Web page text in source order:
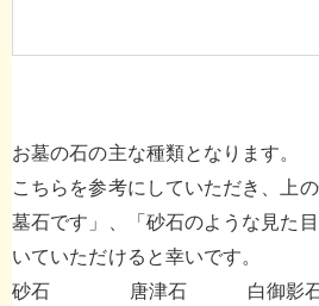
お墓の石の主な種類となります。
こちらを参考にしていただき、上
墓石です」、「砂石のような見た
いていただけると幸いです。
砂石
唐津石 白御影